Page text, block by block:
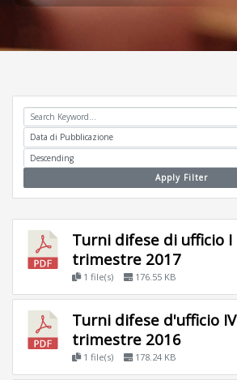
Apply Filter
Turni difese di ufficio I
trimestre 2017
1 file(s) 176.55 KB
Turni difese d'ufficio IV
trimestre 2016
1 file(s) 178.24 KB